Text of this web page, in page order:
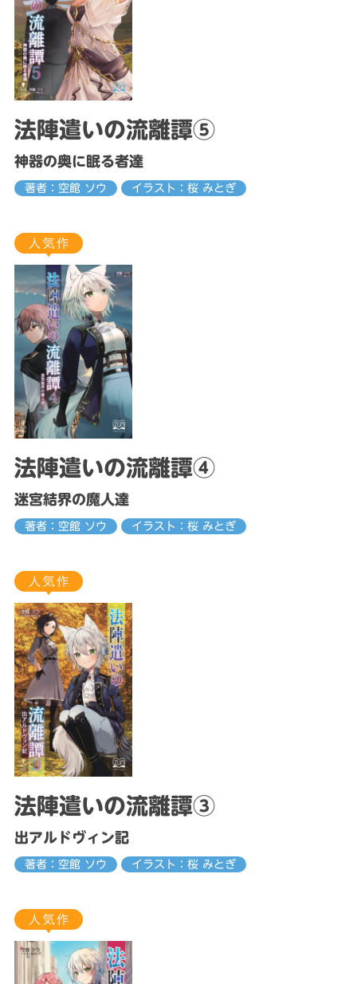
法陣遣いの流離譚⑤
神器の奥に眠る者達
著者：空館 ソウ イラスト：桜 みとぎ
法陣遣いの流離譚④
迷宮結界の魔人達
著者：空館 ソウ イラスト：桜 みとぎ
法陣遣いの流離譚③
出アルドヴィン記
著者：空館 ソウ イラスト：桜 みとぎ